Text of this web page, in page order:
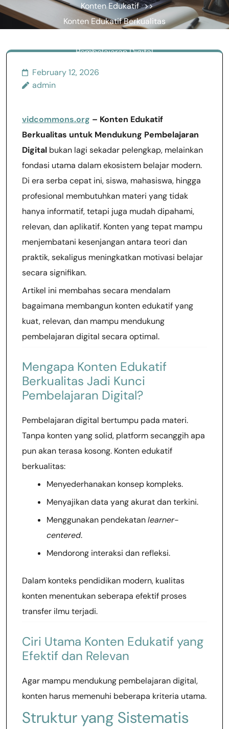
Konten Edukatif >>
Konten Edukatif Berkualitas
Pembelajaran Digital
February 12, 2026
admin
vidcommons.org – Konten Edukatif
Berkualitas untuk Mendukung Pembelajaran
Digital bukan lagi sekadar pelengkap, melainkan
fondasi utama dalam ekosistem belajar modern.
Di era serba cepat ini, siswa, mahasiswa, hingga
profesional membutuhkan materi yang tidak
hanya informatif, tetapi juga mudah dipahami,
relevan, dan aplikatif. Konten yang tepat mampu
menjembatani kesenjangan antara teori dan
praktik, sekaligus meningkatkan motivasi belajar
secara signifikan.
Artikel ini membahas secara mendalam
bagaimana membangun konten edukatif yang
kuat, relevan, dan mampu mendukung
pembelajaran digital secara optimal.
Mengapa Konten Edukatif
Berkualitas Jadi Kunci
Pembelajaran Digital?
Pembelajaran digital bertumpu pada materi.
Tanpa konten yang solid, platform secanggih apa
pun akan terasa kosong. Konten edukatif
berkualitas:
Menyederhanakan konsep kompleks.
Menyajikan data yang akurat dan terkini.
Menggunakan pendekatanlearner-
centered.
Mendorong interaksi dan refleksi.
Dalam konteks pendidikan modern, kualitas
konten menentukan seberapa efektif proses
transfer ilmu terjadi.
Ciri Utama Konten Edukatif yang
Efektif dan Relevan
Agar mampu mendukung pembelajaran digital,
konten harus memenuhi beberapa kriteria utama.
Struktur yang Sistematis